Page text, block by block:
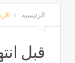
الرئيسية
قبل